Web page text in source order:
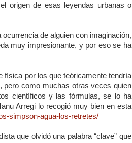
origen de esas leyendas urbanas o
de alguien con imaginación,
muy impresionante, y por eso se ha
física por los que teóricamente tendría
pero como muchas otras veces quien
científicos y las fórmulas, se lo ha
Arregi lo recogió muy bien en esta
simpson-agua-los-retretes/
que olvidó una palabra “clave” que